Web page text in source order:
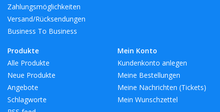
Zahlungsmöglichkeiten
Versand/Rücksendungen
Business To Business
Produkte
Alle Produkte
Neue Produkte
Angebote
Schlagworte
Mein Konto
Kundenkonto anlegen
Meine Bestellungen
Meine Nachrichten (Tickets)
Mein Wunschzettel